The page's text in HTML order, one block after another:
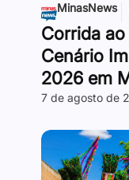
MinasNews
Corrida
Cenário
2026 em
7 de agosto de